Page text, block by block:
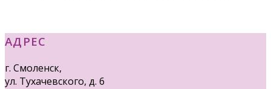
АДРЕС
г. Смоленск,
ул. Тухачевского, д. 6